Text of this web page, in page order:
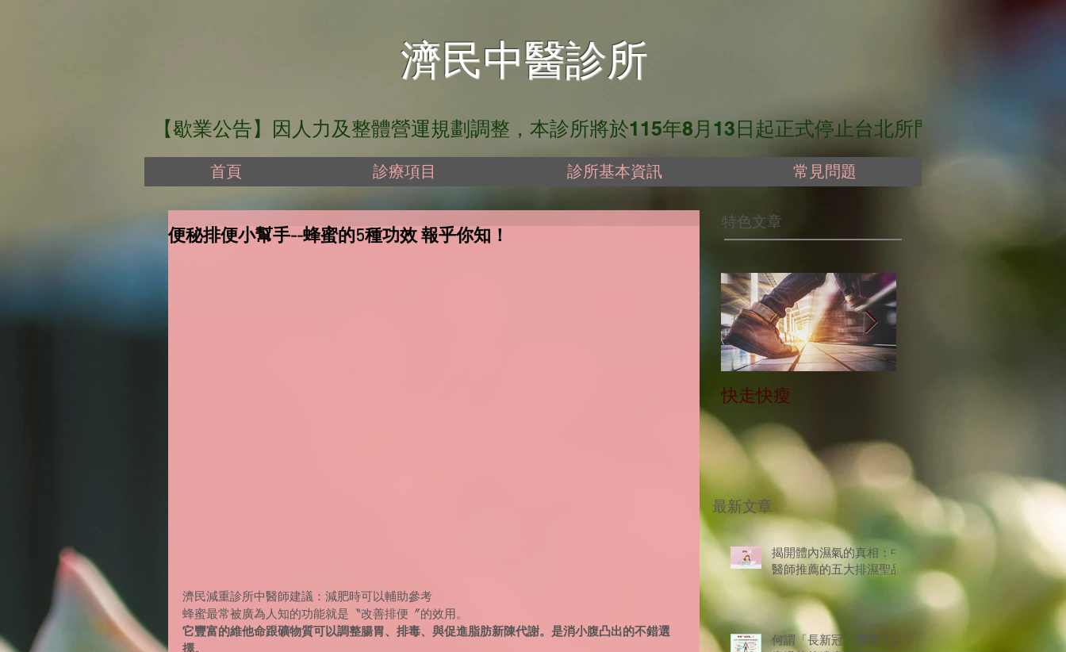
​濟民中醫診所
【歇業公告】因人力及整體營運規劃調整，本診所將於115年8月13日起正式停止台北所門診服務。（
首頁 診療項目 診所基本資訊 常見問題
便秘排便小幫手--蜂蜜的5種功效 報乎你知！
濟民減重診所中醫師建議：減肥時可以輔助參考
蜂蜜最常被廣為人知的功能就是〝改善排便〞的效用。
它豐富的維他命跟礦物質可以調整腸胃、排毒、與促進脂肪新陳代謝。是消小腹凸出的不錯選
​特色文章
快走快瘦
最新文章
揭開體內濕氣的真相：中
醫師推薦的五大排濕聖品
何謂「長新冠」調理？染